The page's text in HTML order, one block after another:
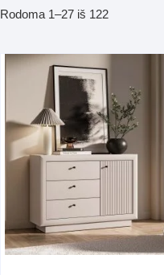
Patalynės dėžės-Antklodės-
pagalvės-namų tekstilė
Darbai-galerija
Rodoma 1–27 iš 122Rūšiuojama
naujausią